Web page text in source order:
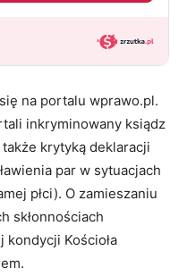
na portalu wprawo.pl.
inkryminowany ksiądz
krytyką deklaracji
par w sytuacjach
płci). O zamieszaniu
skłonnościach
Kościoła